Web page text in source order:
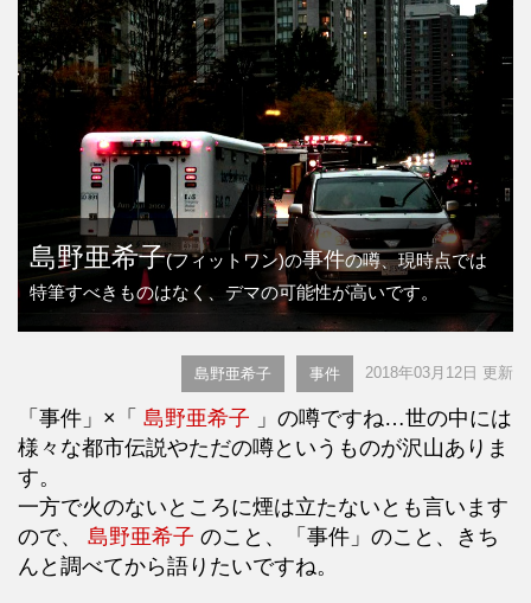
島野亜希子(フィットワン)の事件の噂、現時点では
特筆すべきものはなく、デマの可能性が高いです。
島野亜希子 事件 2018年03月12日 更新
「事件」×「 島野亜希子 」の噂ですね…世の中には
様々な都市伝説やただの噂というものが沢山ありま
す。
一方で火のないところに煙は立たないとも言います
ので、 島野亜希子 のこと、「事件」のこと、きち
んと調べてから語りたいですね。